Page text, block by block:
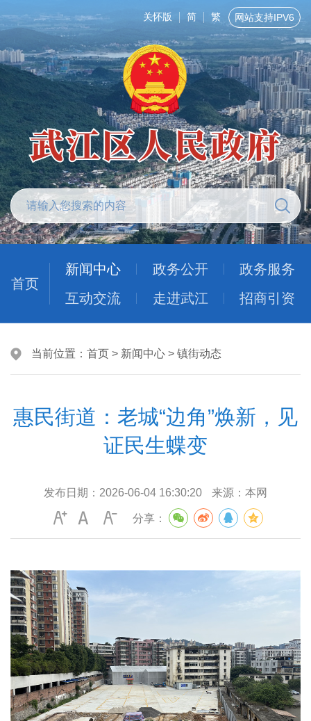
关怀版 简 繁 网站支持IPV6
首页
新闻中心 政务公开
政务服务
互动交流
走进武江 招商引资
当前位置： 首页 > 新闻中心 > 镇街动态
惠民街道：老城“边角”焕新，见
证民生蝶变
发布日期： 2026-06-04 16:30:20 来源： 本网
分享：